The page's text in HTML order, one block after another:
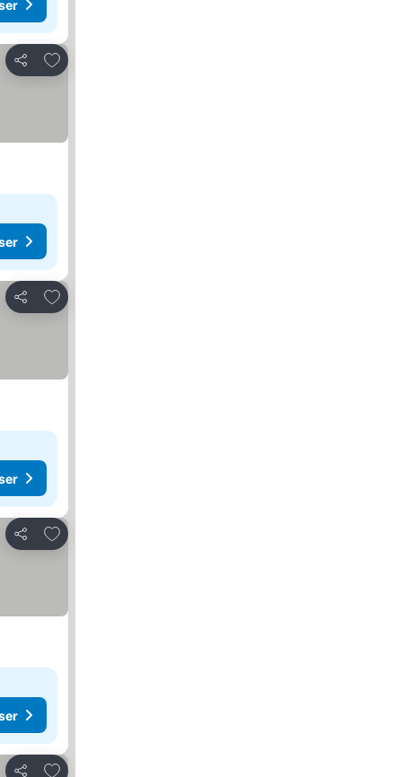
Dela
Lägg till i Mina Favoriter
Dela
Lägg till i Mina Favoriter
Dela
Lägg till i Mina Favoriter
Lägg till i Mina Favoriter